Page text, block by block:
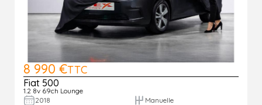
8 990 €TTC
Fiat 500
1.2 8v 69ch Lounge
2018
Manuelle